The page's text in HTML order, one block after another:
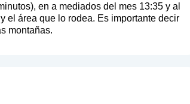
en a mediados del mes 13:35 y al
el área que lo rodea. Es importante decir
montañas.